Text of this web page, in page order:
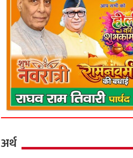
अर्थ